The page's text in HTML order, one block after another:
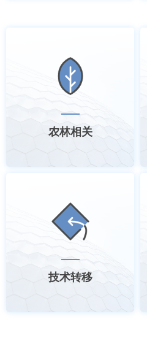
技术转移
农林相关